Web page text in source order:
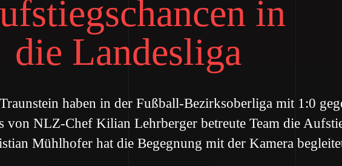
in
die Landesliga
haben in der Fußball-Bezirksoberliga mit 1:0
von NLZ-Chef Kilian Lehrberger betreute Team die
Mühlhofer hat die Begegnung mit der Kamera